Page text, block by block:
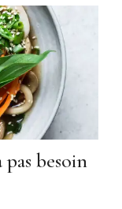
pas besoin